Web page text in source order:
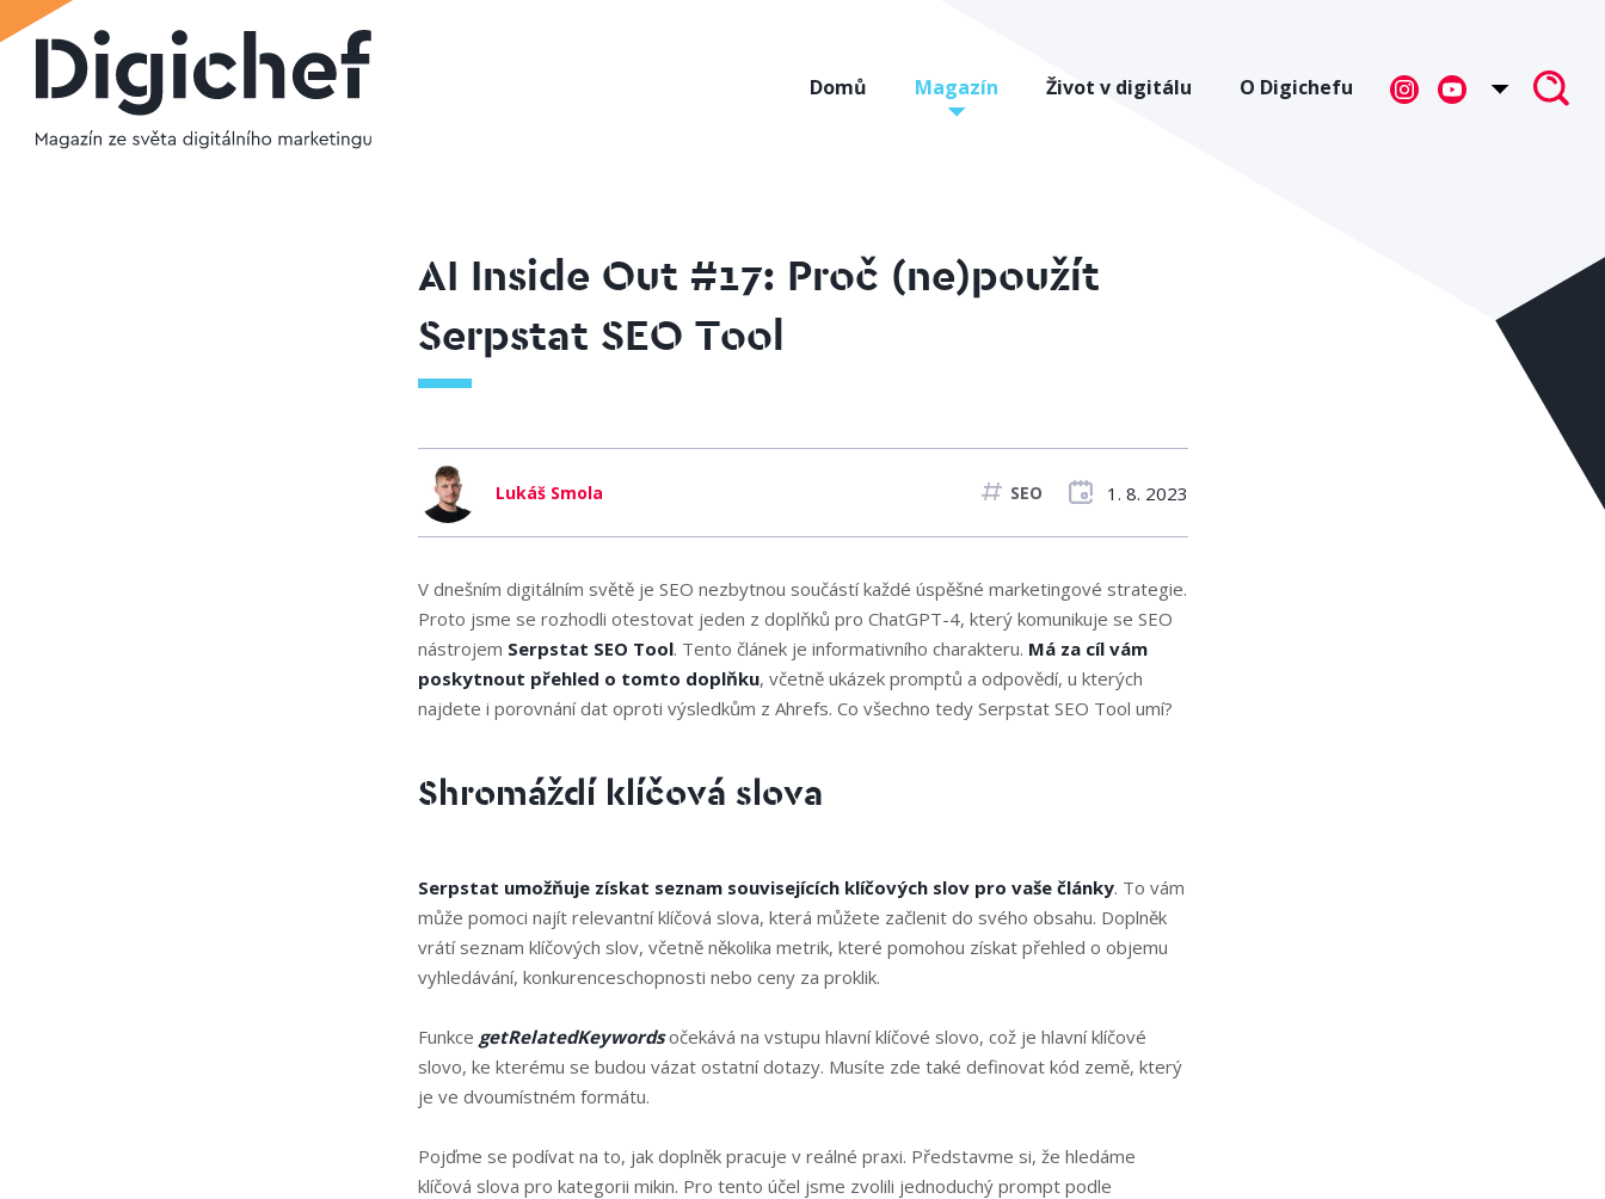
Domů Magazín Život v digitálu O Digichefu
AI Inside Out #17: Proč (ne)použít
Serpstat SEO Tool
Lukáš Smola SEO 1. 8. 2023
V dnešním digitálním světě je SEO nezbytnou součástí každé úspěšné marketingové strategie.
Proto jsme se rozhodli otestovat jeden z doplňků pro ChatGPT-4, který komunikuje se SEO
nástrojem Serpstat SEO Tool. Tento článek je informativního charakteru. Má za cíl vám
poskytnout přehled o tomto doplňku, včetně ukázek promptů a odpovědí, u kterých
najdete i porovnání dat oproti výsledkům z Ahrefs. Co všechno tedy Serpstat SEO Tool umí?
Shromáždí klíčová slova
Serpstat umožňuje získat seznam souvisejících klíčových slov pro vaše články. To vám
může pomoci najít relevantní klíčová slova, která můžete začlenit do svého obsahu. Doplněk
vrátí seznam klíčových slov, včetně několika metrik, které pomohou získat přehled o objemu
vyhledávání, konkurenceschopnosti nebo ceny za proklik.
Funkce getRelatedKeywordsočekává na vstupu hlavní klíčové slovo, což je hlavní klíčové
slovo, ke kterému se budou vázat ostatní dotazy. Musíte zde také definovat kód země, který
je ve dvoumístném formátu.
Pojďme se podívat na to, jak doplněk pracuje v reálné praxi. Představme si, že hledáme
klíčová slova pro kategorii mikin. Pro tento účel jsme zvolili jednoduchý prompt podle